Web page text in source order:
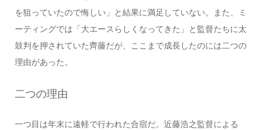
を狙っていたので悔しい」と結果に満足していない。また、ミ
ーティングでは「大エースらしくなってきた」と監督たちに太
鼓判を押されていた齊藤だが、ここまで成長したのには二つの
理由があった。
二つの理由
一つ目は年末に遠軽で行われた合宿だ。近藤浩之監督による